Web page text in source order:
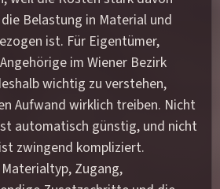
Belastung in Material und
ist. Für Eigentümer,
im Wiener Bezirk
wichtig zu verstehen,
Aufwand wirklich treiben. Nicht
automatisch günstig, und nicht
zwingend kompliziert.
Zugang,